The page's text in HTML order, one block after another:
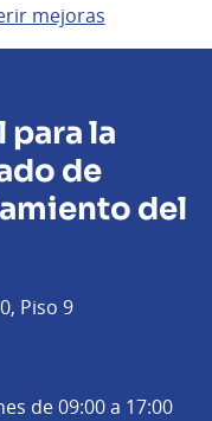
mejoras
la
de
del
Piso 9
de 09:00 a 17:00